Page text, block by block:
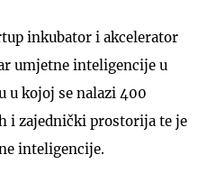
inkubator i akcelerator
umjetne inteligencije u
u kojoj se nalazi 400
i zajednički prostorija te je
inteligencije.